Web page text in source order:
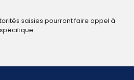
saisies pourront faire appel à